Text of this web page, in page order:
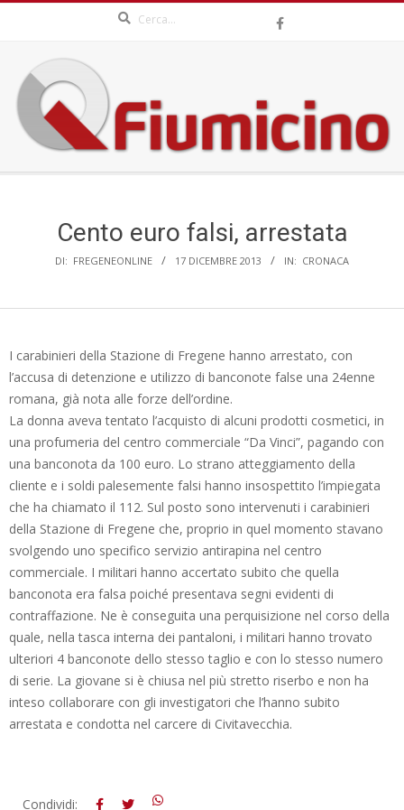
content
QFIUMICINO.COM
Cento euro falsi, arrestata
DI: FREGENEONLINE 17 DICEMBRE 2013 IN: CRONACA
I carabinieri della Stazione di Fregene hanno arrestato, con
l’accusa di detenzione e utilizzo di banconote false una 24enne
romana, già nota alle forze dell’ordine.
La donna aveva tentato l’acquisto di alcuni prodotti cosmetici, in
una profumeria del centro commerciale “Da Vinci”, pagando con
una banconota da 100 euro. Lo strano atteggiamento della
cliente e i soldi palesemente falsi hanno insospettito l’impiegata
che ha chiamato il 112. Sul posto sono intervenuti i carabinieri
della Stazione di Fregene che, proprio in quel momento stavano
svolgendo uno specifico servizio antirapina nel centro
commerciale. I militari hanno accertato subito che quella
banconota era falsa poiché presentava segni evidenti di
contraffazione. Ne è conseguita una perquisizione nel corso della
quale, nella tasca interna dei pantaloni, i militari hanno trovato
ulteriori 4 banconote dello stesso taglio e con lo stesso numero
di serie. La giovane si è chiusa nel più stretto riserbo e non ha
inteso collaborare con gli investigatori che l’hanno subito
arrestata e condotta nel carcere di Civitavecchia.
2013-
Condividi: